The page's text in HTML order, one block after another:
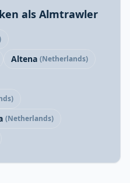
als Almtrawler
Altena (Netherlands)
(Netherlands)